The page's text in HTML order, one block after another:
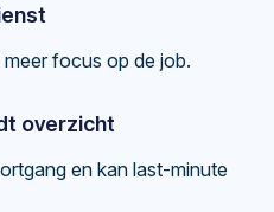
focus op de job.
overzicht
en kan last-minute